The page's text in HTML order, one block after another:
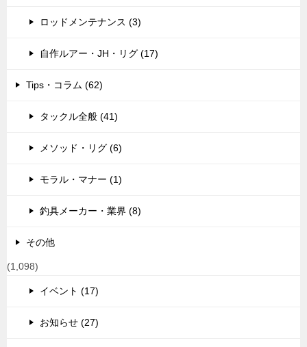
ロッドメンテナンス (3)
自作ルアー・JH・リグ (17)
Tips・コラム (62)
タックル全般 (41)
メソッド・リグ (6)
モラル・マナー (1)
釣具メーカー・業界 (8)
その他
(1,098)
イベント (17)
お知らせ (27)